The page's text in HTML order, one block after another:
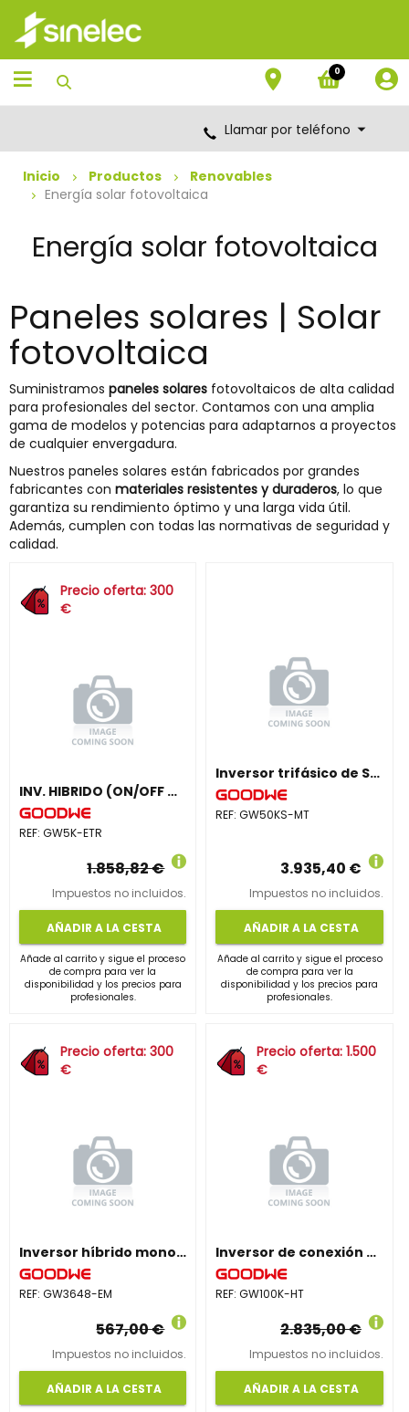
Saltar
contenido
Saltar
menú
de
navegación
0
Llamar por teléfono
Inicio Productos
Renovables
Energía solar fotovoltaica
Energía solar fotovoltaica
Paneles solares | Solar
fotovoltaica
Suministramos paneles solares fotovoltaicos de alta calidad
para profesionales del sector. Contamos con una amplia
gama de modelos y potencias para adaptarnos a proyectos
de cualquier envergadura.
Nuestros paneles solares están fabricados por grandes
fabricantes con materiales resistentes y duraderos, lo que
garantiza su rendimiento óptimo y una larga vida útil.
Además, cumplen con todas las normativas de seguridad y
calidad.
Precio oferta: 300
€
INV. HIBRIDO (ON/OFF GRID) TRIF. 5.000W, 2 MPPT,WIFI, DC SWITCH, SIN CÓD.ACTIVAC
REF: GW5K-ETR
1.858,82 €
Impuestos no incluidos.
AÑADIR A LA CESTA
Añade al carrito y sigue el proceso
de compra para ver la
disponibilidad y los precios para
profesionales.
Inversor trifásico de String 50kW
REF:GW50KS-MT
3.935,40 €
Impuestos no incluidos.
AÑADIR A LA CESTA
Añade al carrito y sigue el proceso
de compra para ver la
disponibilidad y los precios para
profesionales.
Precio oferta: 300
€
Inversor híbrido monofásico GW3648-EM
REF: GW3648-EM
567,00 €
Impuestos no incluidos.
AÑADIR A LA CESTA
Precio oferta: 1.500
€
Inversor de conexión a red trifásico GW100K-HT
REF:GW100K-HT
2.835,00 €
Impuestos no incluidos.
AÑADIR A LA CESTA